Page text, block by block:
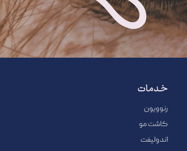
خدمات
رنوویون
کاشت مو
اندولیفت